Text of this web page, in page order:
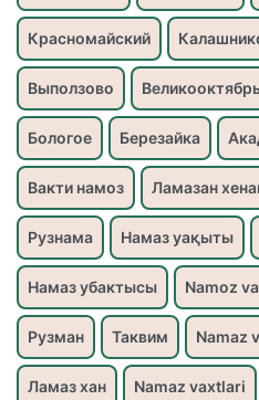
Красномайский
Выползово
Бологое Березайка
Вакти намоз Ламазан
Рузнама Намаз уақыты
Намаз убактысы Namoz
Рузман Таквим Namaz
Ламаз хан Namaz vaxtlari